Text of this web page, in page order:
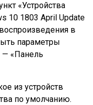
«Устройства
10 1803 April Update
в
параметры
— «Панель
из устройств
по умолчанию.